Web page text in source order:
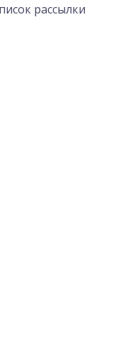
рассылки